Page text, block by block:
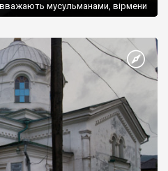
вважають мусульманами, вірмени